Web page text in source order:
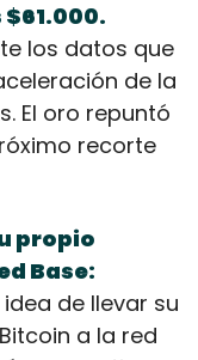
los datos que
de la
El oro repuntó
recorte
propio
Base:
de llevar su
a la red